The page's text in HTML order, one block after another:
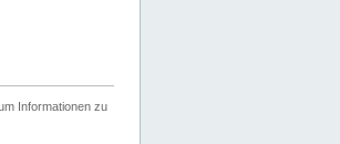
Informationen zu